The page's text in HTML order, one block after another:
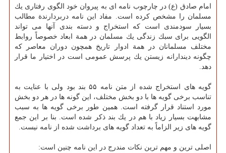
امام صادق (ع) در چارچوب نامه ای به پیروان خود الگوی رفتاری یك
مسلمان را مشخص كرده است. مفاد این نامه دربردارندة مطالب
بسیار سودمندی است كه استخراج و دسته بندی آنها می تواند
الگویی برای سبك زندگی یك مسلمان در همة ابعاد خصوصاً روابط
مختلف مسلمانان در همة ادوار تاریخ همچون دوران معاصر كه
چگونه دیندارانه زیستن یك پرسش عمومی است در اختیار ما قرار
دهد.
گویه های استخراج شده از متن نامه ۵۵ بند بود ولی با عنایت به
تناسب برخی گویه ها با دو بخش مختلف، این گونه ها در هر دو بخش
مورد استناد قرار گرفته است. همین طور برخی گویه ها به سبب
مشابهت بسیار زیاد با هم در یك بند ذكر شده است. بنا بر این جمع
گویه های زیر الزاماً به تعداد گویه های برداشت شده از نامه نیست.
اصلی ترین و مهم ترین نكات مندرج در این نامه چنین است: